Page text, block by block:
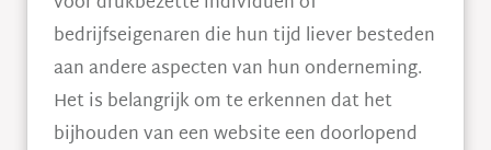
bedrijfseigenaren die hun tijd liever besteden
aan andere aspecten van hun onderneming.
Het is belangrijk om te erkennen dat het
bijhouden van een website een doorlopend